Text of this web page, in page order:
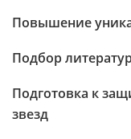
Повышение
Подбор
Подготовка к
звезд